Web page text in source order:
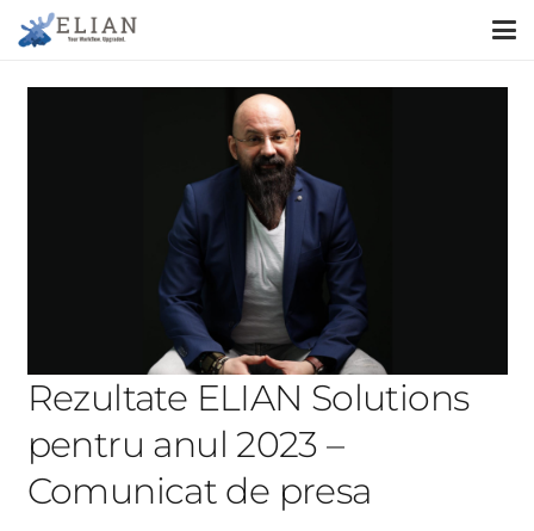
Rezultate ELIAN Solutions
pentru anul 2023 –
Comunicat de presa